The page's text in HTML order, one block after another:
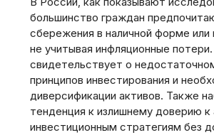
большинство граждан
сбережения в наличной форме или
не учитывая инфляционные
свидетельствует о
принципов инвестирования и
диверсификации активов. Также
тенденция к излишнему доверию к
инвестиционным стратегиям без